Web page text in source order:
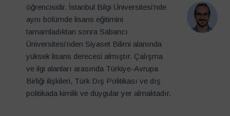
öğrencisidir. İstanbul Bilgi Üniversitesi’nde
aynı bölümde lisans eğitimini
tamamladıktan sonra Sabancı
Üniversitesi’nden Siyaset Bilimi alanında
yüksek lisans derecesi almıştır. Çalışma
ve ilgi alanları arasında Türkiye-Avrupa
Birliği ilişkileri, Türk Dış Politikası ve dış
politikada kimlik ve duygular yer almaktadır.